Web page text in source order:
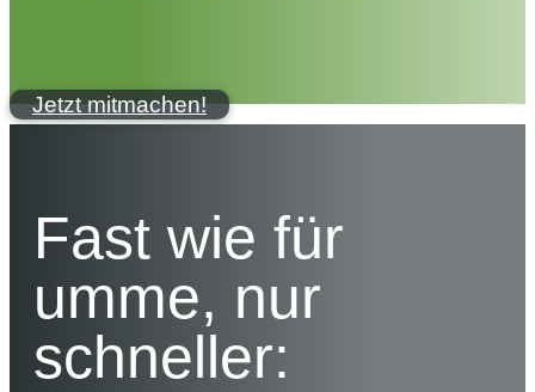
Jetzt mitmachen!
Fast wie für
umme, nur
schneller: